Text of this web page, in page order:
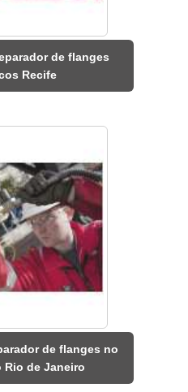
de flanges
Recife
de flanges no
Rio de Janeiro